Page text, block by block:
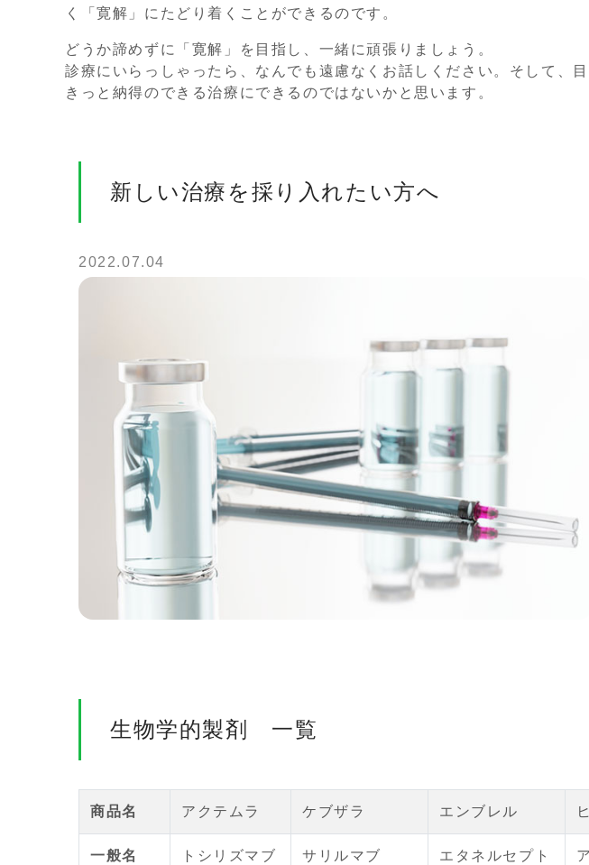
く「寛解」にたどり着くことができるのです。
どうか諦めずに「寛解」を目指し、一緒に頑張りましょう。
診療にいらっしゃったら、なんでも遠慮なくお話しください。そして、
きっと納得のできる治療にできるのではないかと思います。
新しい治療を採り入れたい方へ
2022.07.04
生物学的製剤 一覧
商品名 アクテムラ ケブザラ エンブレル
一般名 トシリズマブ サリルマブ エタネルセプト